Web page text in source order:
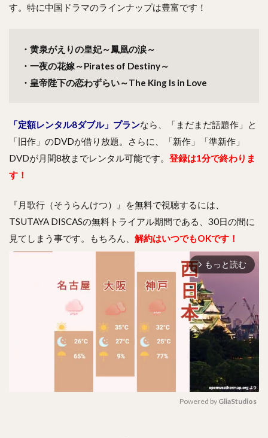
す。特に中国ドラマのラインナップは豊富です！
・黄泉がえりの皇妃～鳳凰の涙～
・一夜の花嫁～Pirates of Destiny～
・皇帝陛下の恋わずらい～The King Is in Love
「定額レンタル8ダブル」プランなら、「まだまだ話題作」と
「旧作」のDVDが借り放題。さらに、「新作」「準新作」
DVDが月間8枚までレンタル可能です。 登録は1分で終わりま
す！
『月歌行（そうらんけつ）』を無料で視聴するには、
TSUTAYA DISCASの無料トライアル期間である、30日の間に
見てしまう事です。もちろん、 解約はいつでもOKです！
arrow_forward_ios もっと読む
Powered by GliaStudios